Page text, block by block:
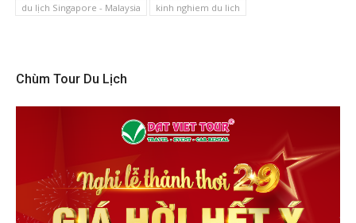
du lịch Singapore - Malaysia
kinh nghiem du lich
Chùm Tour Du Lịch